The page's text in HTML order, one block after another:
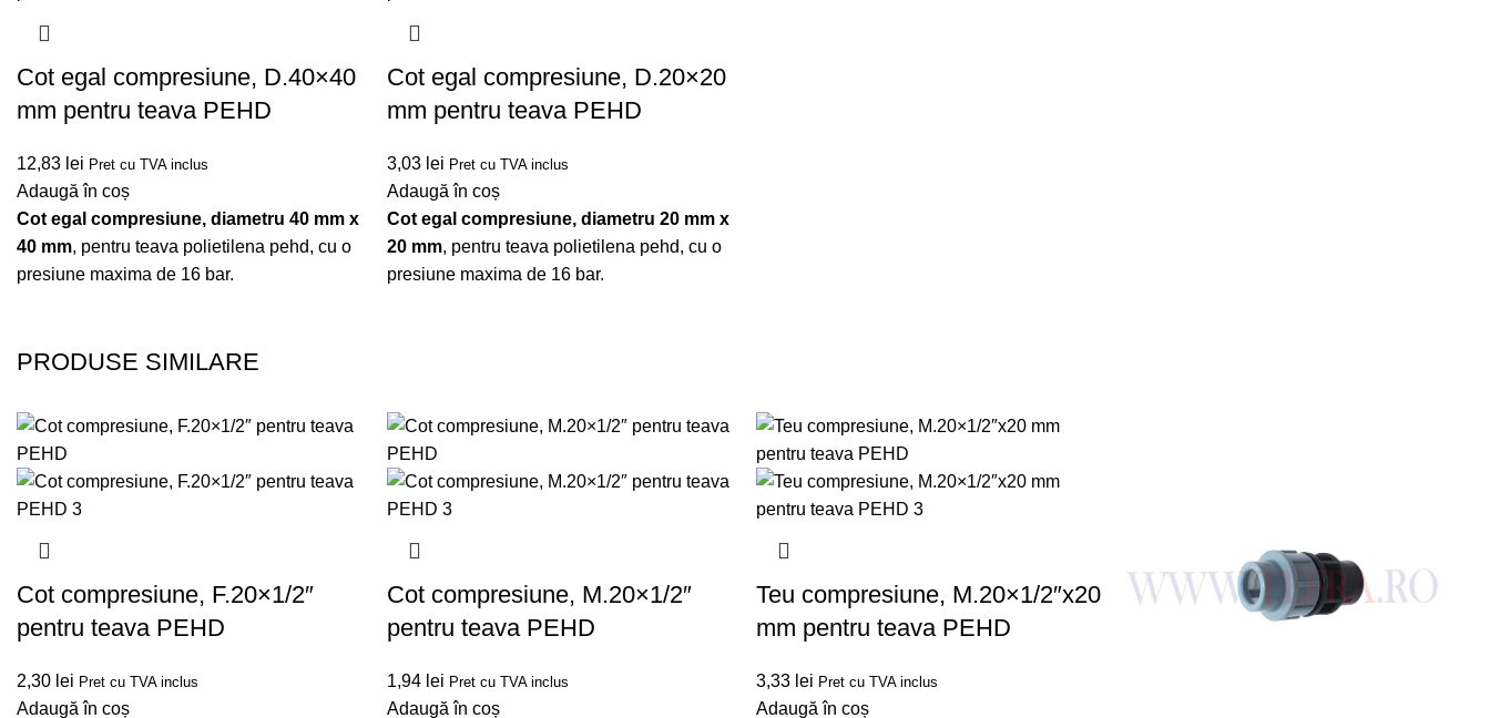
Cot egal compresiune, D.40×40
mm pentru teava PEHD
12,83 lei Pret cu TVA inclus
Adaugă în coș
Cot egal compresiune, diametru 40 mm x
40 mm, pentru teava polietilena pehd, cu o
presiune maxima de 16 bar.
Cot egal compresiune, D.20×20
mm pentru teava PEHD
3,03 lei Pret cu TVA inclus
Adaugă în coș
Cot egal compresiune, diametru 20 mm x
20 mm, pentru teava polietilena pehd, cu o
presiune maxima de 16 bar.
PRODUSE SIMILARE
Cot compresiune, F.20×1/2″
pentru teava PEHD
2,30 lei Pret cu TVA inclus
Adaugă în coș
Cot compresiune, M.20×1/2″
pentru teava PEHD
1,94 lei Pret cu TVA inclus
Adaugă în coș
Teu compresiune, M.20×1/2″x20
mm pentru teava PEHD
3,33 lei Pret cu TVA inclus
Adaugă în coș